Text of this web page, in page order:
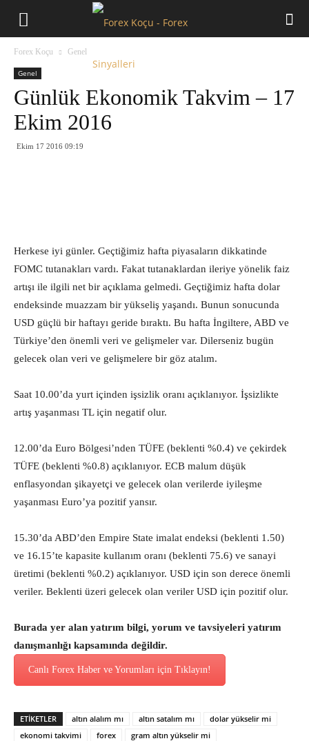
Forex Koçu Genel
Genel
Günlük Ekonomik Takvim – 17
Ekim 2016
Ekim 17 2016 09:19
Herkese iyi günler. Geçtiğimiz hafta piyasaların dikkatinde
FOMC tutanakları vardı. Fakat tutanaklardan ileriye yönelik faiz
artışı ile ilgili net bir açıklama gelmedi. Geçtiğimiz hafta dolar
endeksinde muazzam bir yükseliş yaşandı. Bunun sonucunda
USD güçlü bir haftayı geride bıraktı. Bu hafta İngiltere, ABD ve
Türkiye’den önemli veri ve gelişmeler var. Dilerseniz bugün
gelecek olan veri ve gelişmelere bir göz atalım.
Saat 10.00’da yurt içinden işsizlik oranı açıklanıyor. İşsizlikte
artış yaşanması TL için negatif olur.
12.00’da Euro Bölgesi’nden TÜFE (beklenti %0.4) ve çekirdek
TÜFE (beklenti %0.8) açıklanıyor. ECB malum düşük
enflasyondan şikayetçi ve gelecek olan verilerde iyileşme
yaşanması Euro’ya pozitif yansır.
15.30’da ABD’den Empire State imalat endeksi (beklenti 1.50)
ve 16.15’te kapasite kullanım oranı (beklenti 75.6) ve sanayi
üretimi (beklenti %0.2) açıklanıyor. USD için son derece önemli
veriler. Beklenti üzeri gelecek olan veriler USD için pozitif olur.
Burada yer alan yatırım bilgi, yorum ve tavsiyeleri yatırım
danışmanlığı kapsamında değildir.
Canlı Forex Haber ve Yorumları için Tıklayın!
ETİKETLER altın alalım mı altın satalım mı
dolar yükselir mi
ekonomi takvimi
forex gram altın yükselir mi